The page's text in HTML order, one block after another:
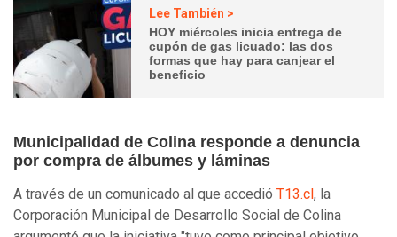
Lee También >
HOY miércoles inicia entrega de
cupón de gas licuado: las dos
formas que hay para canjear el
beneficio
Municipalidad de Colina responde a denuncia
por compra de álbumes y láminas
A través de un comunicado al que accedió T13.cl, la
Corporación Municipal de Desarrollo Social de Colina